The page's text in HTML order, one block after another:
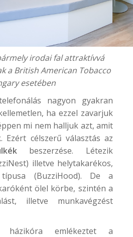
irodai fal attraktívvá
a British American Tobacco
esetében
nagyon gyakran
ha ezzel zavarjuk
mi nem halljuk azt, amit
Ezért célszerű választás az
beszerzése. Létezik
) illetve helytakarékos,
(BuzziHood). De a
ölel körbe, szintén a
illetve munkavégzést
házikóra emlékeztet a